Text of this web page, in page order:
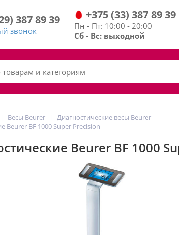
3878939
звонок
+375(33) 3878939
Пн - Пт: 10:00 - 20:00
Сб - Вс: выходной
Весы Beurer
Диагностические весы Beurer
Beurer BF 1000 Super Precision
Beurer BF 1000